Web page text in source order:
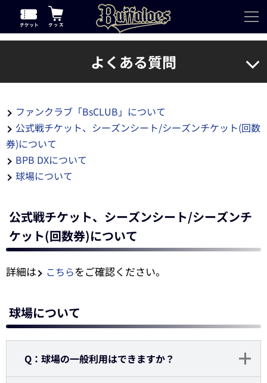
よくある質問
ファンクラブ「BsCLUB」について
公式戦チケット、シーズンシート/シーズンチケット(回数
券)について
BPB DXについて
球場について
公式戦チケット、シーズンシート/シーズンチ
ケット(回数券)について
詳細は こちらをご確認ください。
球場について
Q：球場の一般利用はできますか？